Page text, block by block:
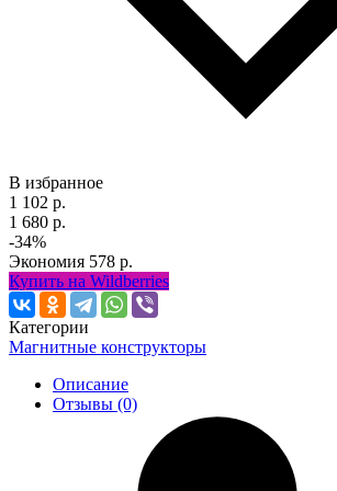
В избранное
1 102 р.
1 680 р.
-34%
Экономия 578 р.
Купить на Wildberries
Категории
Магнитные конструкторы
Описание
Отзывы (0)